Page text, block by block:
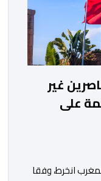
غير
على
انخرط، وفقا